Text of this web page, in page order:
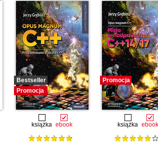
Bestseller
Promocja
książka ebook
Promocja
książka ebook